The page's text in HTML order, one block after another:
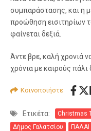
συμπαράστασης, και η
προώθηση εισιτηρίων
φαίνεται δεξιά.
Άντε βρε, καλή χρονιά
χρόνια με καιρούς πάλι
Κοινοποιήστε
Ετικέτα: Christmas
Δήμος Γαλατσίου
ΠΑΛΑΙ